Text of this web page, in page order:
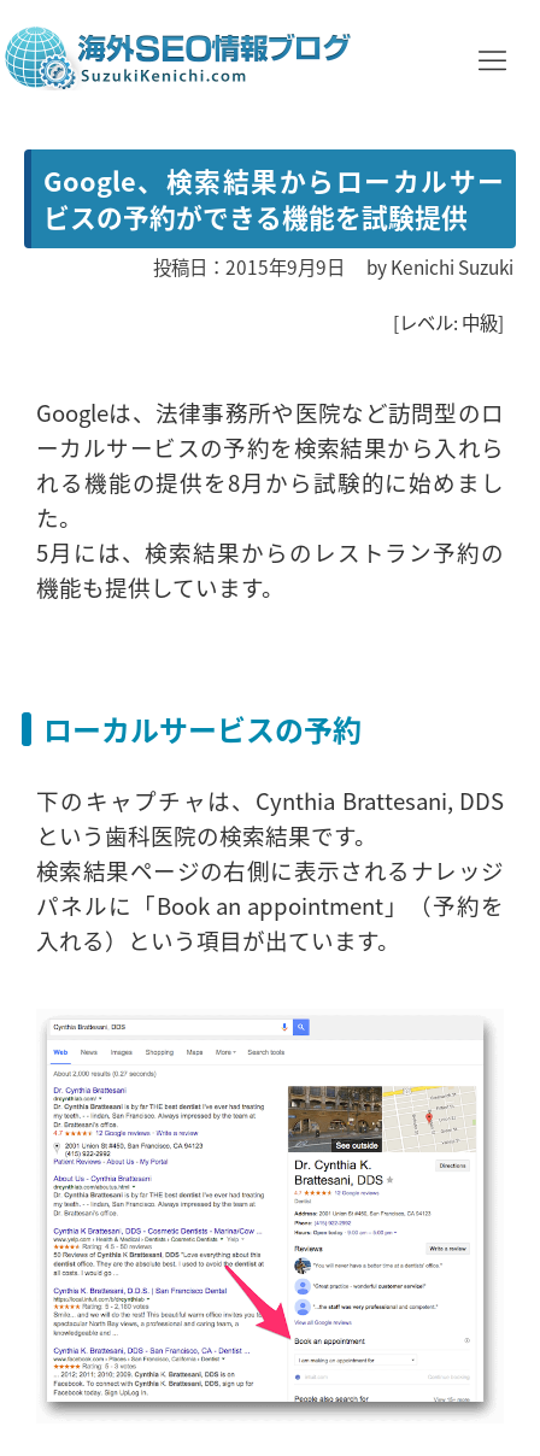
Google、検索結果からローカルサー
ビスの予約ができる機能を試験提供
投稿日：2015年9月9日 byKenichi Suzuki
[レベル: 中級]
Googleは、法律事務所や医院など訪問型のロ
ーカルサービスの予約を検索結果から入れら
れる機能の提供を8月から試験的に始めまし
た。
5月には、検索結果からのレストラン予約の
機能も提供しています。
ローカルサービスの予約
下のキャプチャは、Cynthia Brattesani, DDS
という歯科医院の検索結果です。
検索結果ページの右側に表示されるナレッジ
パネルに「Book an appointment」（予約を
入れる）という項目が出ています。